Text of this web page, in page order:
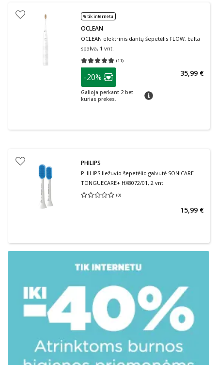
% tik internetu
OCLEAN
OCLEAN elektrinis dantų šepetėlis FLOW, balta
spalva, 1 vnt.
(11)
Vidutinis įvertinimas 5.00
patarimas
Lojalumo klubo narių nuolaida
-20%
Galioja perkant 2 bet
kurias prekes.
patarimas
35,99 €
PHILIPS
PHILIPS liežuvio šepetėlio galvutė SONICARE
TONGUECARE+ HX8072/01, 2 vnt.
(0)
Vidutinis įvertinimas 0.00
15,99 €